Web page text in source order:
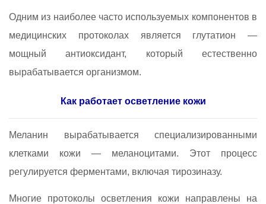
Одним из наиболее часто используемых компонентов в
медицинских протоколах является глутатион —
мощный антиоксидант, который естественно
вырабатывается организмом.
Как работает осветление кожи
Меланин вырабатывается специализированными
клетками кожи — меланоцитами. Этот процесс
регулируется ферментами, включая тирозиназу.
Многие протоколы осветления кожи направлены на